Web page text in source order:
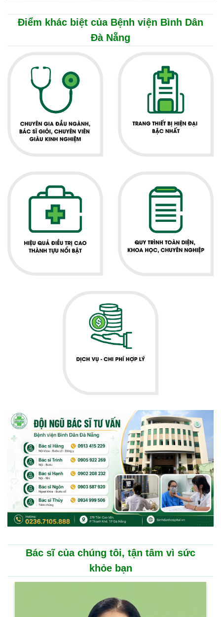
Điểm khác biệt của Bệnh viện Bình Dân
Đà Nẵng
Bác sĩ của chúng tôi, tận tâm vì sức
khỏe bạn